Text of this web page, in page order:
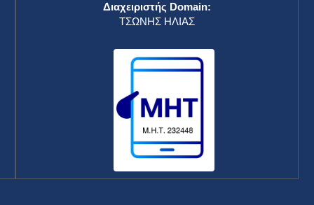
Διαχειριστής Domain:
ΤΣΩΝΗΣ ΗΛΙΑΣ